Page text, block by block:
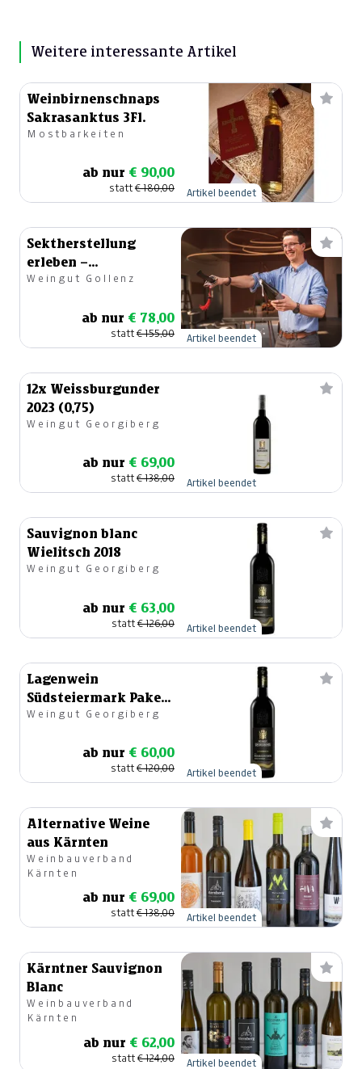
Weitere interessante Artikel
Weinbirnenschnaps
Sakrasanktus 3Fl.
Mostbarkeiten
ab nur € 90,00
statt€ 180,00 Artikel beendet
Sektherstellung
erleben –
Kellerführung mit
Weingut Gollenz
ab nur € 78,00
statt€ 155,00 Artikel beendet
12x Weissburgunder
2023 (0,75)
Weingut Georgiberg
ab nur € 69,00
statt€ 138,00 Artikel beendet
Sauvignon blanc
Wielitsch 2018
Weingut Georgiberg
ab nur € 63,00
statt€ 126,00 Artikel beendet
Lagenwein
Südsteiermark Paket
2018
Weingut Georgiberg
ab nur € 60,00
statt€ 120,00 Artikel beendet
Alternative Weine
aus Kärnten
Weinbauverband
Kärnten
ab nur € 69,00
statt€ 138,00 Artikel beendet
Kärntner Sauvignon
Blanc
Weinbauverband
Kärnten
ab nur € 62,00
statt€ 124,00 Artikel beendet